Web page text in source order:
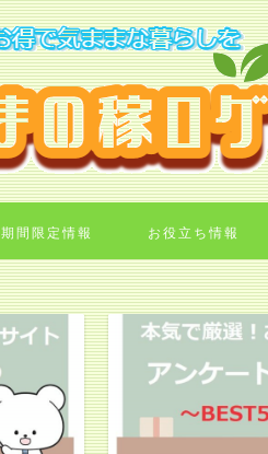
期間限定情報 お役立ち情報